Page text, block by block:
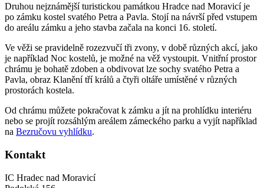
Druhou nejznámější turistickou památkou Hradce nad Moravicí je
po zámku kostel svatého Petra a Pavla. Stojí na návrší před vstupem
do areálu zámku a jeho stavba začala na konci 16. století.
Ve věži se pravidelně rozezvučí tři zvony, v době různých akcí, jako
je například Noc kostelů, je možné na věž vystoupit. Vnitřní prostor
chrámu je bohatě zdoben a obdivovat lze sochy svatého Petra a
Pavla, obraz Klanění tří králů a čtyři oltáře umístěné v různých
prostorách kostela.
Od chrámu můžete pokračovat k zámku a jít na prohlídku interiéru
nebo se projít rozsáhlým areálem zámeckého parku a vyjít například
na Bezručovu vyhlídku.
Kontakt
IC Hradec nad Moravicí